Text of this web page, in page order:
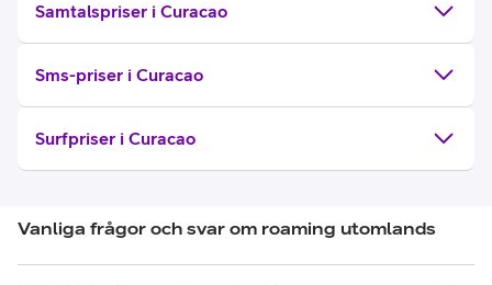
Samtalspriser i Curacao
Sms-priser i Curacao
Surfpriser i Curacao
Vanliga frågor och svar om roaming utomlands